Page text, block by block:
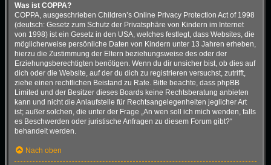
Was ist COPPA?
COPPA, ausgeschrieben Children’s Online Privacy Protection Act of 1998
(deutsch: Gesetz zum Schutz der Privatsphäre von Kindern im Internet
von 1998) ist ein Gesetz in den USA, welches festlegt, dass Websites, die
möglicherweise persönliche Daten von Kindern unter 13 Jahren erheben,
hierzu die Zustimmung der Eltern beziehungsweise des oder der
Erziehungsberechtigten benötigen. Wenn du dir unsicher bist, ob dies auf
dich oder die Website, auf der du dich zu registrieren versuchst, zutrifft,
ziehe einen rechtlichen Beistand zu Rate. Bitte beachte, dass phpBB
Limited und der Besitzer dieses Boards keine Rechtsberatung anbieten
kann und nicht die Anlaufstelle für Rechtsangelegenheiten jeglicher Art
ist; außer solchen, die unter der Frage „An wen soll ich mich wenden, falls
es Beschwerden oder juristische Anfragen zu diesem Forum gibt?“
behandelt werden.
Nach oben